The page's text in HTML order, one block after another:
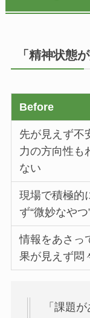
「精神状態
Before
先が見えず不
力の方向性も
ない
現場で積極的
ず“微妙なやつ
情報をあさっ
果が見えず悶
「課題